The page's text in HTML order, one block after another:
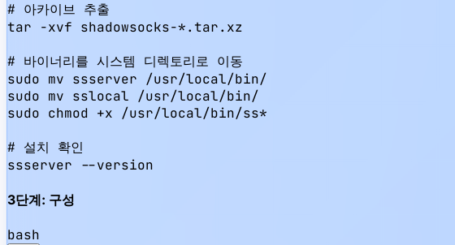
# 아카이브 추출
tar -xvf shadowsocks-*.tar.xz
# 바이너리를 시스템 디렉토리로 이동
sudo mv ssserver /usr/local/bin/
sudo mv sslocal /usr/local/bin/
sudo chmod +x /usr/local/bin/ss*
# 설치 확인
ssserver --version
3단계: 구성
bash